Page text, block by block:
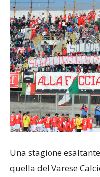
Una stagione
quella del Varese